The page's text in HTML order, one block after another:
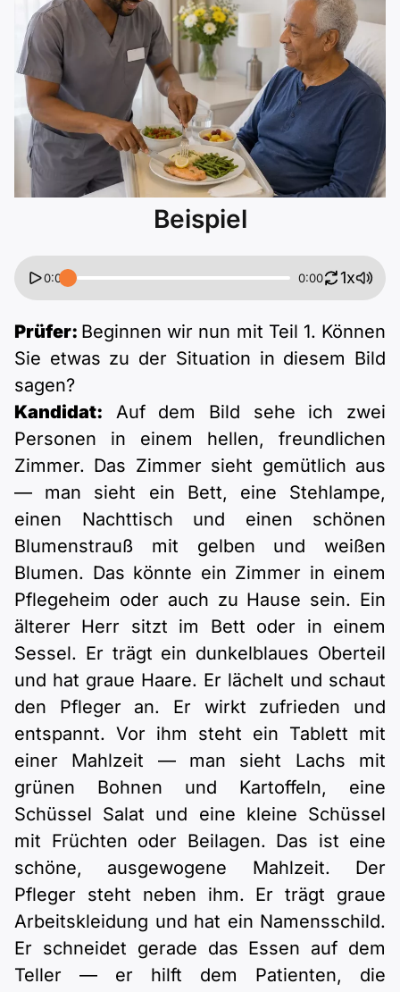
ÖSD
A2 ÖIF
B1 telc
B1 Goethe
B1 ÖIF
B1 ÖSD
B2 telc
B2 Goethe
B2 Pflege (telc)
Mehr Tools
Online-Kurse
Einbürgerungstest
Spiele
Lebenslauf erstellen
Motivationsbriefe
Beispiel
0:00 0:00 1x
Prüfer: Beginnen wir nun mit Teil 1. Können
Sie etwas zu der Situation in diesem Bild
sagen?
Kandidat: Auf dem Bild sehe ich zwei
Personen in einem hellen, freundlichen
Zimmer. Das Zimmer sieht gemütlich aus
— man sieht ein Bett, eine Stehlampe,
einen Nachttisch und einen schönen
Blumenstrauß mit gelben und weißen
Blumen. Das könnte ein Zimmer in einem
Pflegeheim oder auch zu Hause sein. Ein
älterer Herr sitzt im Bett oder in einem
Sessel. Er trägt ein dunkelblaues Oberteil
und hat graue Haare. Er lächelt und schaut
den Pfleger an. Er wirkt zufrieden und
entspannt. Vor ihm steht ein Tablett mit
einer Mahlzeit — man sieht Lachs mit
grünen Bohnen und Kartoffeln, eine
Schüssel Salat und eine kleine Schüssel
mit Früchten oder Beilagen. Das ist eine
schöne, ausgewogene Mahlzeit. Der
Pfleger steht neben ihm. Er trägt graue
Arbeitskleidung und hat ein Namensschild.
Er schneidet gerade das Essen auf dem
Teller — er hilft dem Patienten, die